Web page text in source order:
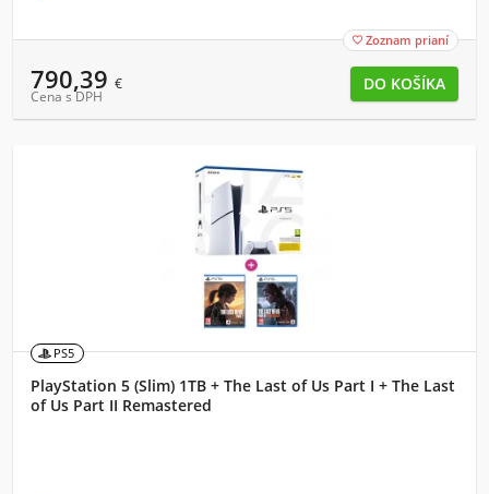
 Zoznam prianí
790,39 €
Cena s DPH
PS5
PlayStation 5 (Slim) 1TB + The Last of Us Part I + The Last
of Us Part II Remastered